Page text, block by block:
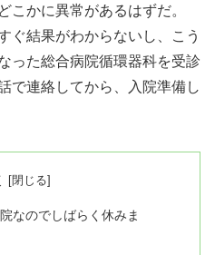
こかに異常があるはずだ。
ぐ結果がわからないし、こう
った総合病院循環器科を受診
で連絡してから、入院準備し
なのでしばらく休みま